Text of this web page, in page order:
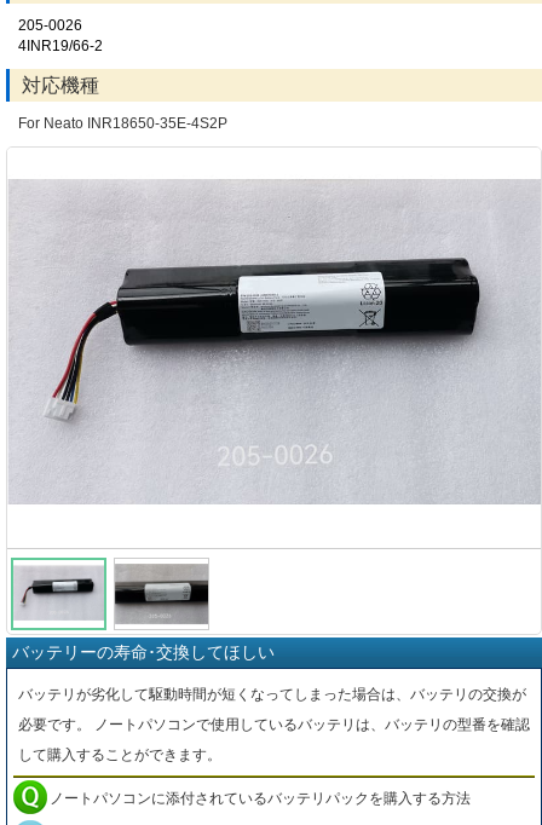
205-0026
4INR19/66-2
対応機種
For Neato INR18650-35E-4S2P
バッテリーの寿命･交換してほしい
バッテリが劣化して駆動時間が短くなってしまった場合は、バッテリの交換が
必要です。 ノートパソコンで使用しているバッテリは、バッテリの型番を確認
して購入することができます。
ノートパソコンに添付されているバッテリパックを購入する方法